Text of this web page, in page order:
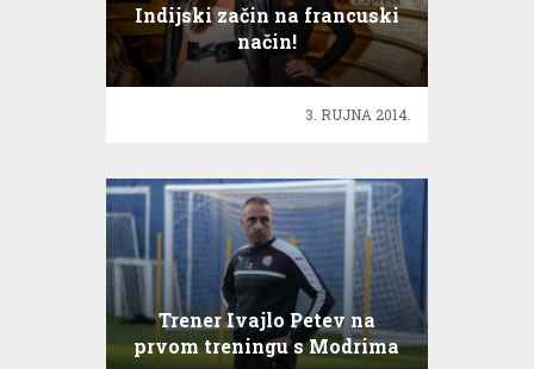
Indijski začin na francuski
način!
3. RUJNA 2014.
Trener Ivajlo Petev na
prvom treningu s Modrima